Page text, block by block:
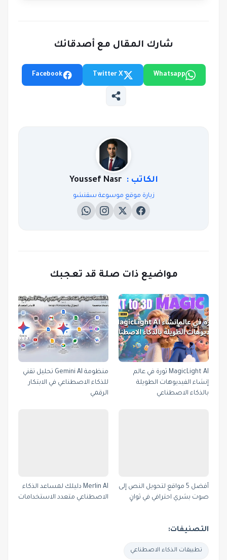
شارك المقال مع أصدقائك
Whatsapp
Twitter X
Facebook
الكاتب : Youssef Nasr
زيارة موقع موسوعة سقنشو
مواضيع ذات صلة قد تعجبك
MagicLight AI ثورة في عالم
إنشاء الفيديوهات الطويلة
بالذكاء الاصطناعي
منظومة Gemini AI تحليل تقني
للذكاء الاصطناعي في الابتكار
الرقمي
أفضل 5 مواقع لتحويل النص إلى
صوت بشري احترافي في ثوانٍ
Merlin AI دليلك لمساعد الذكاء
الاصطناعي متعدد الاستخدامات
التصنيفات:
تطبيقات الذكاء الاصطناعي